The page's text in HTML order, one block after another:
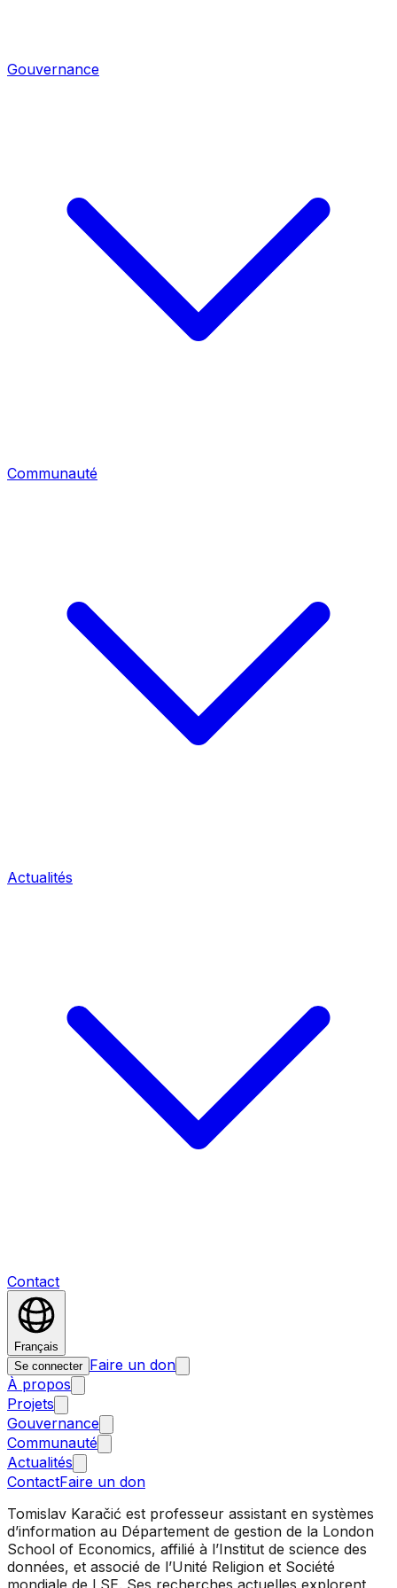
Gouvernance
Communauté
Actualités
Contact
Français
Se connecter Faire un don
À propos
Projets
Gouvernance
Communauté
Actualités
ContactFaire un don
Tomislav Karačić est professeur assistant en systèmes
d’information au Département de gestion de la London
School of Economics, affilié à l’Institut de science des
données, et associé de l’Unité Religion et Société
mondiale de LSE. Ses recherches actuelles explorent